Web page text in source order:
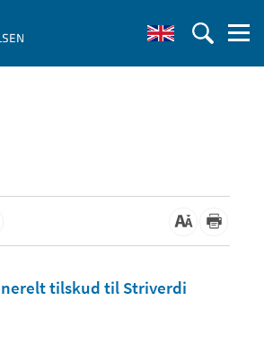
tilskud til Striverdi